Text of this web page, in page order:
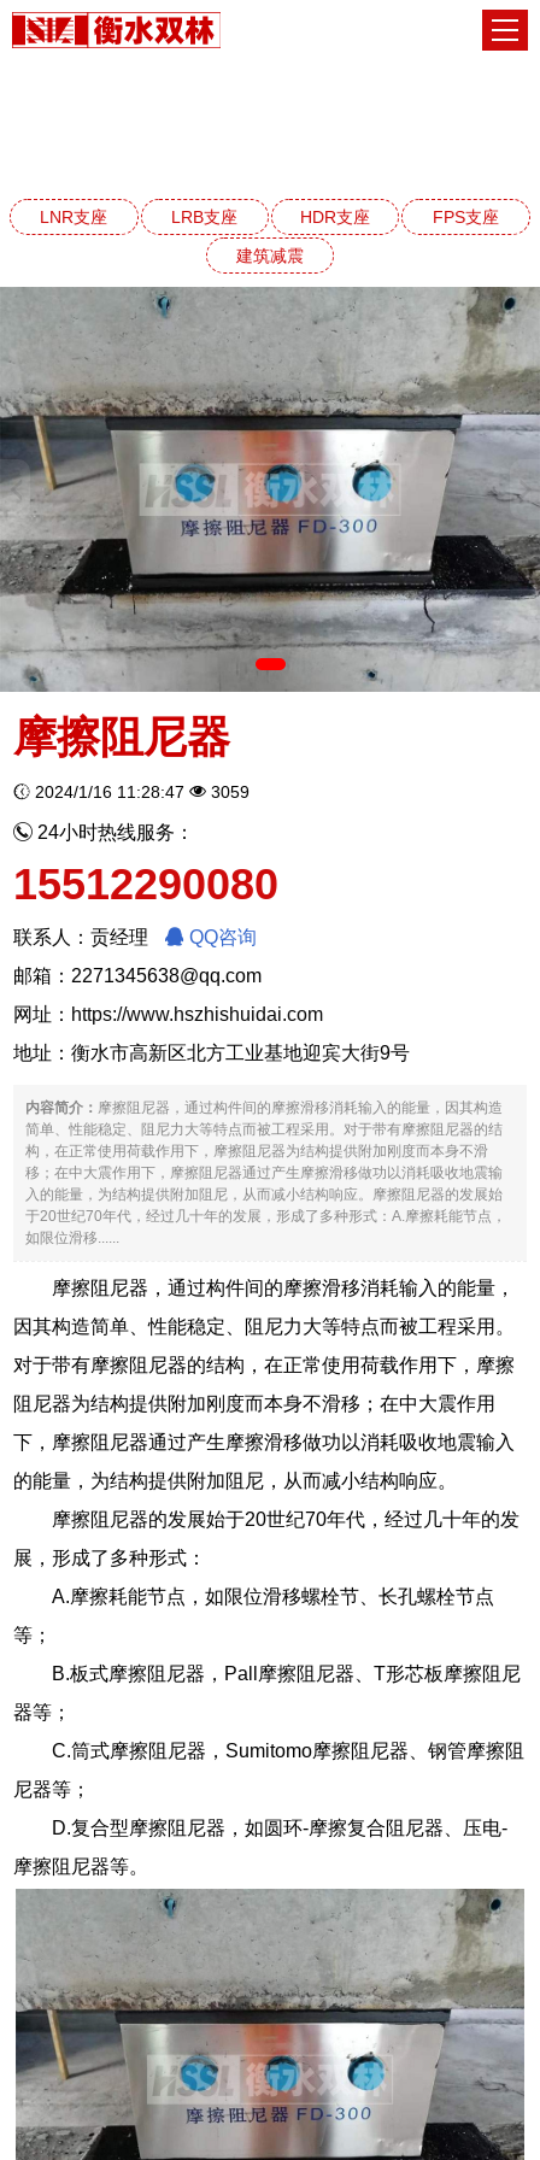
LNR支座 LRB支座 HDR支座
FPS支座
建筑减震
摩擦阻尼器
2024/1/16 11:28:47 3059
24小时热线服务：
15512290080
联系人：贡经理
QQ咨询
邮箱：2271345638@qq.com
网址： https://www.hszhishuidai.com
地址：衡水市高新区北方工业基地迎宾大街9号
内容简介： 摩擦阻尼器，通过构件间的摩擦滑移消耗输入的能量，因其构造
简单、性能稳定、阻尼力大等特点而被工程采用。对于带有摩擦阻尼器的结
构，在正常使用荷载作用下，摩擦阻尼器为结构提供附加刚度而本身不滑
移；在中大震作用下，摩擦阻尼器通过产生摩擦滑移做功以消耗吸收地震输
入的能量，为结构提供附加阻尼，从而减小结构响应。摩擦阻尼器的发展始
于20世纪70年代，经过几十年的发展，形成了多种形式：A.摩擦耗能节点，
如限位滑移......
摩擦阻尼器，通过构件间的摩擦滑移消耗输入的能量，
因其构造简单、性能稳定、阻尼力大等特点而被工程采用。
对于带有摩擦阻尼器的结构，在正常使用荷载作用下，摩擦
阻尼器为结构提供附加刚度而本身不滑移；在中大震作用
下，摩擦阻尼器通过产生摩擦滑移做功以消耗吸收地震输入
的能量，为结构提供附加阻尼，从而减小结构响应。
摩擦阻尼器的发展始于20世纪70年代，经过几十年的发
展，形成了多种形式：
A.摩擦耗能节点，如限位滑移螺栓节、长孔螺栓节点
等；
B.板式摩擦阻尼器，Pall摩擦阻尼器、T形芯板摩擦阻尼
器等；
C.筒式摩擦阻尼器，Sumitomo摩擦阻尼器、钢管摩擦阻
尼器等；
D.复合型摩擦阻尼器，如圆环-摩擦复合阻尼器、压电-
摩擦阻尼器等。